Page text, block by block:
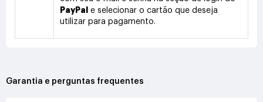
PayPal
e selecionar o cartão que deseja
utilizar para pagamento.
Garantia e perguntas frequentes